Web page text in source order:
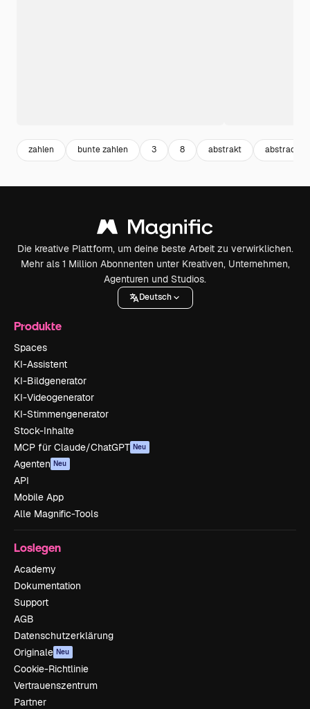
zahlen bunte zahlen 3 8 abstrakt abstract
Die kreative Plattform, um deine beste Arbeit zu verwirklichen.
Mehr als 1 Million Abonnenten unter Kreativen, Unternehmen,
Agenturen und Studios.
Deutsch
Produkte
Spaces
KI-Assistent
KI-Bildgenerator
KI-Videogenerator
KI-Stimmengenerator
Stock-Inhalte
MCP für Claude/ChatGPT Neu
Agenten Neu
API
Mobile App
Alle Magnific-Tools
Loslegen
Academy
Dokumentation
Support
AGB
Datenschutzerklärung
Originale Neu
Cookie-Richtlinie
Vertrauenszentrum
Partner